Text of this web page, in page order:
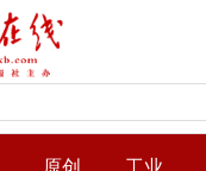
原创 工业